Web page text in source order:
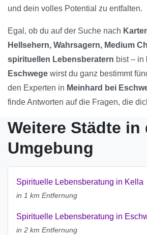
und dein volles Potential zu entfalten.
Egal, ob du auf der Suche nach
Hellsehern, Wahrsagern, Medium
spirituellen Lebensberatern bist – in
Eschwege wirst du ganz bestimmt
den Experten in Meinhard bei
finde Antworten auf die Fragen, die
Weitere Städte in
Umgebung
Spirituelle Lebensberatung in Kella
in 1 km Entfernung
Spirituelle Lebensberatung in
in 2 km Entfernung